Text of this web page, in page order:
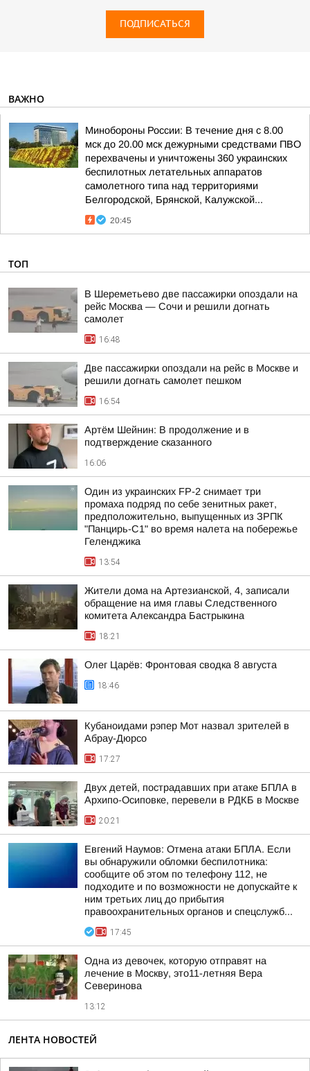
ПОДПИСАТЬСЯ
ВАЖНО
Минобороны России: В течение дня с 8.00
мск до 20.00 мск дежурными средствами ПВО
перехвачены и уничтожены 360 украинских
беспилотных летательных аппаратов
самолетного типа над территориями
Белгородской, Брянской, Калужской...
20:45
ТОП
В Шереметьево две пассажирки опоздали на
рейс Москва — Сочи и решили догнать
самолет
16:48
Две пассажирки опоздали на рейс в Москве и
решили догнать самолет пешком
16:54
Артём Шейнин: В продолжение и в
подтверждение сказанного
16:06
Один из украинских FP-2 снимает три
промаха подряд по себе зенитных ракет,
предположительно, выпущенных из ЗРПК
"Панцирь-С1" во время налета на побережье
Геленджика
13:54
Жители дома на Артезианской, 4, записали
обращение на имя главы Следственного
комитета Александра Бастрыкина
18:21
Олег Царёв: Фронтовая сводка 8 августа
18:46
Кубаноидами рэпер Мот назвал зрителей в
Абрау-Дюрсо
17:27
Двух детей, пострадавших при атаке БПЛА в
Архипо-Осиповке, перевели в РДКБ в Москве
20:21
Евгений Наумов: Отмена атаки БПЛА. Если
вы обнаружили обломки беспилотника:
сообщите об этом по телефону 112, не
подходите и по возможности не допускайте к
ним третьих лиц до прибытия
правоохранительных органов и спецслужб...
17:45
Одна из девочек, которую отправят на
лечение в Москву, это11-летняя Вера
Северинова
13:12
ЛЕНТА НОВОСТЕЙ